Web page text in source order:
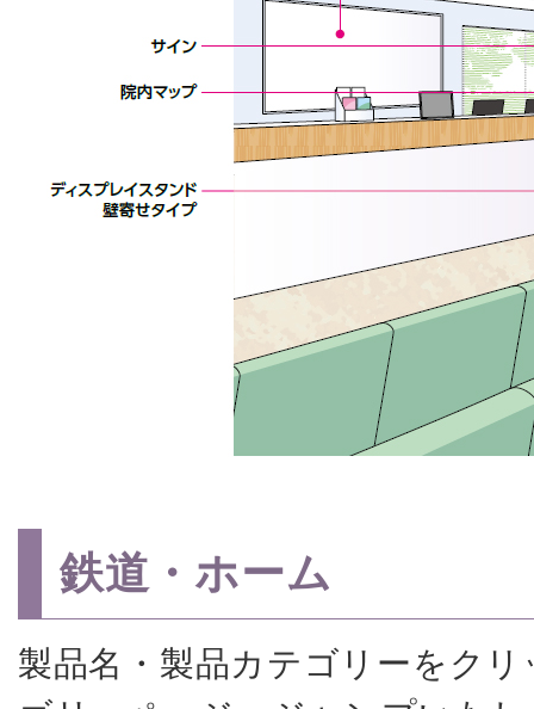
鉄道・ホーム
製品名・製品カテゴリーをク